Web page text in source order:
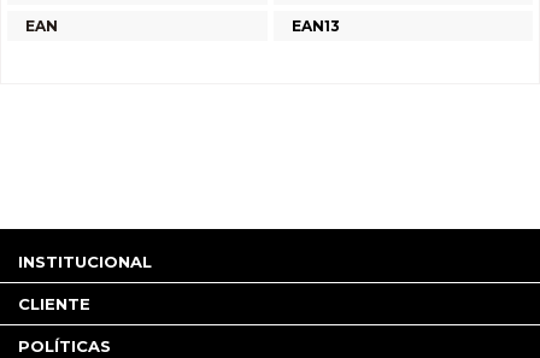
EAN
EAN13
INSTITUCIONAL
CLIENTE
POLÍTICAS